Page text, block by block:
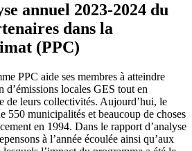
annuel 2023-2024 du
dans la
(PPC)
PPC aide ses membres à atteindre
d’émissions locales GES tout en
de leurs collectivités. Aujourd’hui, le
550 municipalités et beaucoup de choses
en 1994. Dans le rapport d’analyse
à l’année écoulée ainsi qu’aux